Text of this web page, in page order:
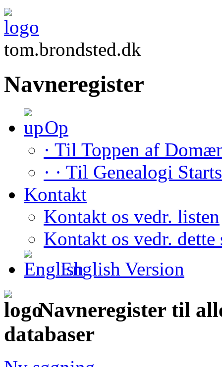
tom.brondsted.dk
Navneregister
Op
· Til Toppen af
· · Til Genealogi
Kontakt
Kontakt os vedr. listen
Kontakt os vedr. dette
English Version
Navneregister til
databaser